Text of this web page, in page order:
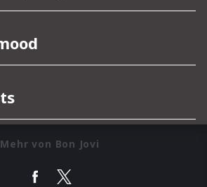
Mehr von Bon Jovi